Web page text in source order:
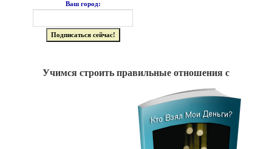
Ваш город:
Учимся строить правильные отношения с